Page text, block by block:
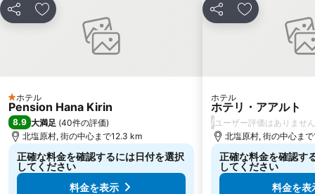
シェア お気に入りに追加
1 ホテルのランク
ホテル
Pension Hana Kirin
8.9 大満足 (40件の評価)
北塩原村, 街の中心まで12.3 km
正確な料金を確認するには日付を選択
してください
料金を表示
シェア お気に入りに
ホテル
ホテリ・アアルト
/ ユーザー評価はありません
北塩原村, 街の中心ま
正確な料金を確認す
してください
料金を表